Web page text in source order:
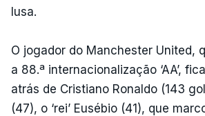
lusa.
O jogador do Manchester United,
a 88.ª internacionalização ‘AA’,
atrás de Cristiano Ronaldo (143
(47), o ‘rei’ Eusébio (41), que